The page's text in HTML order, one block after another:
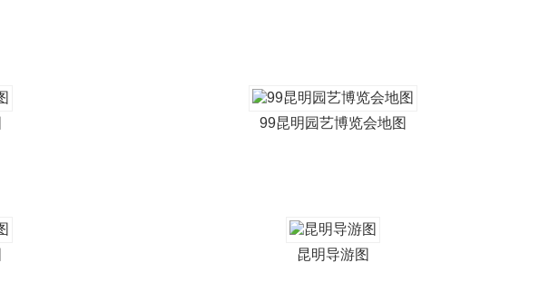
99昆明园艺博览会地图
昆明导游图